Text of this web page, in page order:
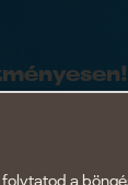
WOLT+
vásárolhatsz
a hivatalos
a
folytatod a